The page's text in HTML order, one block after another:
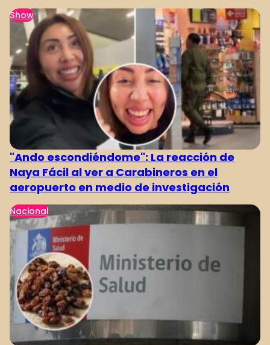
Show
"Ando escondiéndome": La reacción de
Naya Fácil al ver a Carabineros en el
aeropuerto en medio de investigación
Nacional